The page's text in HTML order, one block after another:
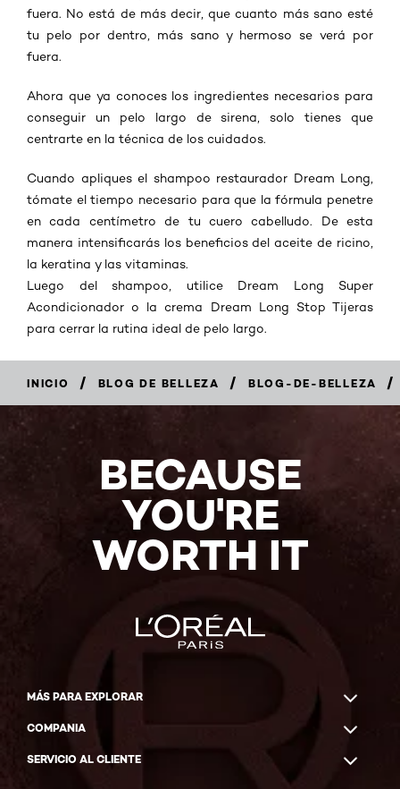
fuera. No está de más decir, que cuanto más sano esté
tu pelo por dentro, más sano y hermoso se verá por
fuera.
Ahora que ya conoces los ingredientes necesarios para
conseguir un pelo largo de sirena, solo tienes que
centrarte en la técnica de los cuidados.
Cuando apliques el shampoo restaurador Dream Long,
tómate el tiempo necesario para que la fórmula penetre
en cada centímetro de tu cuero cabelludo. De esta
manera intensificarás los beneficios del aceite de ricino,
la keratina y las vitaminas.
Luego del shampoo, utilice Dream Long Super
Acondicionador o la crema Dream Long Stop Tijeras
para cerrar la rutina ideal de pelo largo.
INICIO / BLOG DE BELLEZA / BLOG-DE-BELLEZA /
BECAUSE
YOU'RE
WORTH IT
MÁS PARA EXPLORAR
COMPANIA
SERVICIO AL CLIENTE